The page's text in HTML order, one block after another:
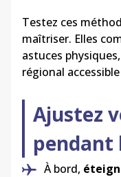
Testez ces
maîtriser. Elles
astuces
régional
Ajustez
pendant
À bord,